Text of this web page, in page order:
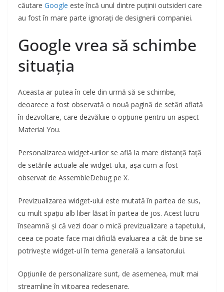
căutare Google este încă unul dintre puținii outsideri care
au fost în mare parte ignorați de designerii companiei.
Google vrea să schimbe
situația
Aceasta ar putea în cele din urmă să se schimbe,
deoarece a fost observată o nouă pagină de setări aflată
în dezvoltare, care dezvăluie o opțiune pentru un aspect
Material You.
Personalizarea widget-urilor se află la mare distanță față
de setările actuale ale widget-ului, așa cum a fost
observat de AssembleDebug pe X.
Previzualizarea widget-ului este mutată în partea de sus,
cu mult spațiu alb liber lăsat în partea de jos. Acest lucru
înseamnă și că vezi doar o mică previzualizare a tapetului,
ceea ce poate face mai dificilă evaluarea a cât de bine se
potrivește widget-ul în tema generală a lansatorului.
Opțiunile de personalizare sunt, de asemenea, mult mai
streamline în viitoarea redesenare.